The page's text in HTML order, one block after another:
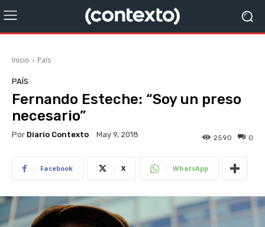
Inicio País
PAÍS
Fernando Esteche: “Soy un preso
necesario”
Por Diario Contexto May 9, 2018 0
2590
Facebook X WhatsApp